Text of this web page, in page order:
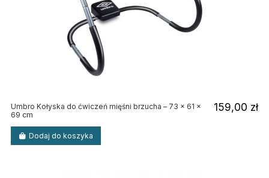
Umbro Kołyska do ćwiczeń mięśni brzucha – 73 x 61 x
69 cm
159,00 zł
Dodaj do koszyka